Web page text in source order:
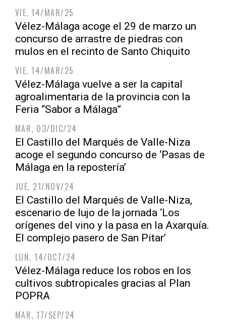
VIE, 14/MAR/25
Vélez-Málaga acoge el 29 de marzo un
concurso de arrastre de piedras con
mulos en el recinto de Santo Chiquito
VIE, 14/MAR/25
Vélez-Málaga vuelve a ser la capital
agroalimentaria de la provincia con la
Feria “Sabor a Málaga”
MAR, 03/DIC/24
El Castillo del Marqués de Valle-Niza
acoge el segundo concurso de ‘Pasas de
Málaga en la repostería’
JUE, 21/NOV/24
El Castillo del Marqués de Valle-Niza,
escenario de lujo de la jornada ‘Los
orígenes del vino y la pasa en la Axarquía.
El complejo pasero de San Pitar’
LUN, 14/OCT/24
Vélez-Málaga reduce los robos en los
cultivos subtropicales gracias al Plan
POPRA
MAR, 17/SEP/24